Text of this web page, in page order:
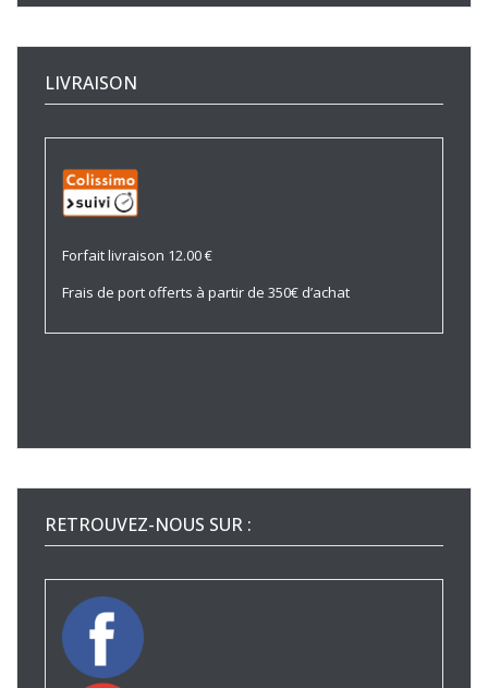
LIVRAISON
Forfait livraison 12.00 €
Frais de port offerts à partir de 350€ d’achat
RETROUVEZ-NOUS SUR :